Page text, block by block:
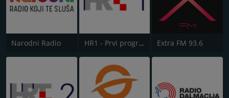
Narodni Radio HR1 - Prvi program Extra FM 93.6